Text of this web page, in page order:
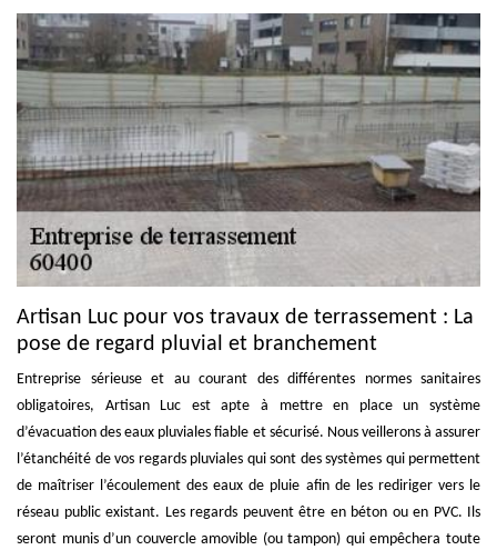
Artisan Luc pour vos travaux de terrassement : La
pose de regard pluvial et branchement
Entreprise sérieuse et au courant des différentes normes sanitaires
obligatoires, Artisan Luc est apte à mettre en place un système
d’évacuation des eaux pluviales fiable et sécurisé. Nous veillerons à assurer
l’étanchéité de vos regards pluviales qui sont des systèmes qui permettent
de maîtriser l’écoulement des eaux de pluie afin de les rediriger vers le
réseau public existant. Les regards peuvent être en béton ou en PVC. Ils
seront munis d’un couvercle amovible (ou tampon) qui empêchera toute